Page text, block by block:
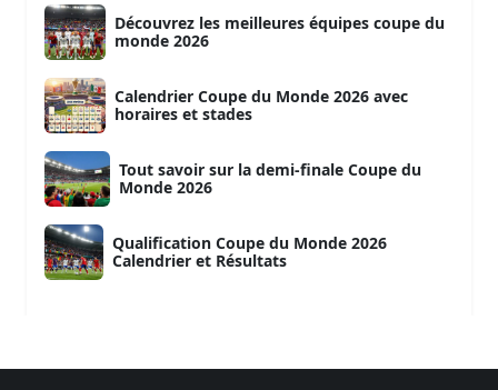
Découvrez les meilleures équipes coupe du
monde 2026
Calendrier Coupe du Monde 2026 avec
horaires et stades
Tout savoir sur la demi-finale Coupe du
Monde 2026
Qualification Coupe du Monde 2026
Calendrier et Résultats